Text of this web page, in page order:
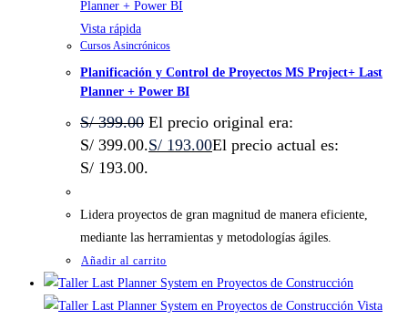
Vista rápida
Cursos Asincrónicos
Planificación y Control de Proyectos MS Project+ Last
Planner + Power BI
S/399.00 El precio original era:
S/ 399.00.S/ 193.00El precio actual es:
S/ 193.00.
Lidera proyectos de gran magnitud de manera eficiente,
mediante las herramientas y metodologías ágiles.
Añadir al carrito
Vista